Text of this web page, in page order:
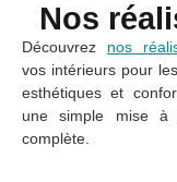
Nos
Découvrez nos
vos intérieurs pour
esthétiques et
une simple mise à
complète.